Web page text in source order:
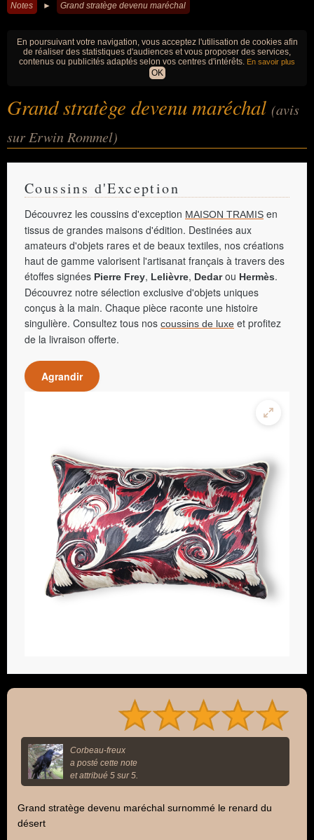
Notes ► Grand stratège devenu maréchal
En poursuivant votre navigation, vous acceptez l'utilisation de cookies afin
de réaliser des statistiques d'audiences et vous proposer des services,
contenus ou publicités adaptés selon vos centres d'intérêts. En savoir plus
OK
Grand stratège devenu maréchal (avis
sur Erwin Rommel)
Coussins d'Exception
Découvrez les coussins d'exception MAISON TRAMIS en
tissus de grandes maisons d'édition. Destinées aux
amateurs d'objets rares et de beaux textiles, nos créations
haut de gamme valorisent l'artisanat français à travers des
étoffes signées Pierre Frey, Lelièvre, Dedarou Hermès.
Découvrez notre sélection exclusive d'objets uniques
conçus à la main. Chaque pièce raconte une histoire
singulière. Consultez tous nos coussins de luxe et profitez
de la livraison offerte.
Agrandir
Corbeau-freux
a posté cette note
et attribué 5 sur 5.
Grand stratège devenu maréchal surnommé le renard du
désert